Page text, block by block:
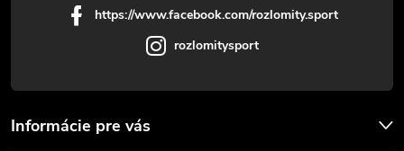
https://www.facebook.com/rozlomity.sport
rozlomitysport
Informácie pre vás